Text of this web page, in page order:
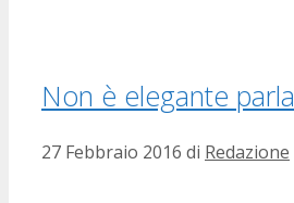
Non è elegante
27 Febbraio 2016 di Redazione